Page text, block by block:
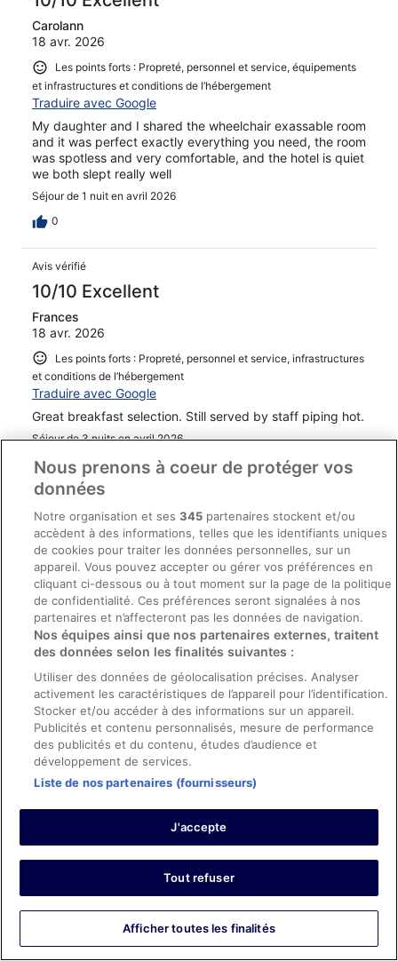
Carolann
18 avr. 2026
Les points forts : Propreté, personnel et service, équipements
et infrastructures et conditions de l’hébergement
Traduire avec Google
My daughter and I shared the wheelchair exassable room
and it was perfect exactly everything you need, the room
was spotless and very comfortable, and the hotel is quiet
we both slept really well
Séjour de 1 nuit en avril 2026
0
Avis vérifié
10/10 Excellent
Frances
18 avr. 2026
Les points forts : Propreté, personnel et service, infrastructures
et conditions de l’hébergement
Traduire avec Google
Great breakfast selection. Still served by staff piping hot.
Séjour de 3 nuits en avril 2026
0
Avis vérifié
10/10 Excellent
Carmel
2 mars 2026
Les points forts : Propreté, personnel et service, équipements
et infrastructures et conditions de l’hébergement
Traduire avec Google
Really nice quiet hotel walking distance to main
thoroughfare- Best Breakfast I have had in a hotel with
plenty of choices but most especially very healthy
choices which is rare
Séjour de 1 nuit en février 2026
Tina
et infrastructures et conditions de l’hébergement
Traduire avec Google
A beautiful hotel, a short walk into downtown but we
Nous prenons à coeur de protéger vos
données
Notre organisation et ses345 partenaires stockent et/ou
accèdent à des informations, telles que les identifiants uniques
de cookies pour traiter les données personnelles, sur un
appareil. Vous pouvez accepter ou gérer vos préférences en
cliquant ci-dessous ou à tout moment sur la page de la politique
de confidentialité. Ces préférences seront signalées à nos
partenaires et n’affecteront pas les données de navigation.
Nos équipes ainsi que nos partenaires externes, traitent
des données selon les finalités suivantes :
Utiliser des données de géolocalisation précises. Analyser
activement les caractéristiques de l’appareil pour l’identification.
Stocker et/ou accéder à des informations sur un appareil.
Publicités et contenu personnalisés, mesure de performance
des publicités et du contenu, études d’audience et
développement de services.
Liste de nos partenaires (fournisseurs)
J'accepte
Tout refuser
Afficher toutes les finalités